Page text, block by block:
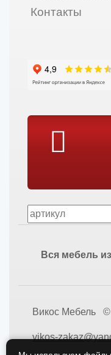
Контакты
Вся мебель
Викос Мебель ©
vikos-